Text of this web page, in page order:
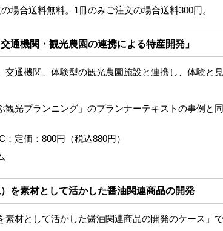
場合送料無料。1冊のみご注文の場合送料300円。
・交通機関・観光農園の連携による特産開発」
交通機関、体験型の観光農園施設と連携し、体験と
光プランニング」のプランナーテキストの事例と同
：定価：800円（税込880円）
）を素材として活かした醤油関連商品の開発
素材として活かした醤油関連商品の開発のケース」